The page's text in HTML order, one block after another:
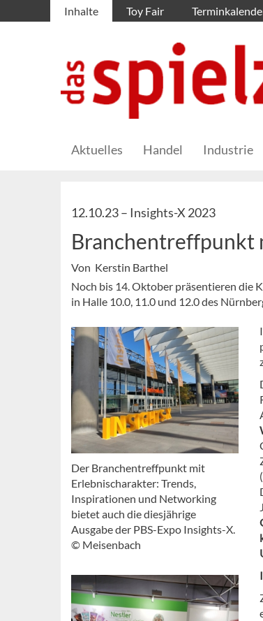
Inhalte Toy Fair
Aktuelles Handel Industrie
12.10.23 – Insights-X 2023
Branchentreffpunkt
Von Kerstin Barthel
Noch bis 14. Oktober präsentieren die
in Halle 10.0, 11.0 und 12.0 des
Der Branchentreffpunkt mit
Erlebnischarakter: Trends,
Inspirationen und Networking
bietet auch die diesjährige
Ausgabe der PBS-Expo Insights-X.
© Meisenbach